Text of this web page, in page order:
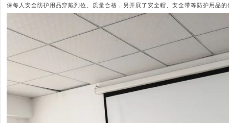
保每人安全防护用品穿戴到位、质量合格，另开展了安全帽、安全带等防护用品